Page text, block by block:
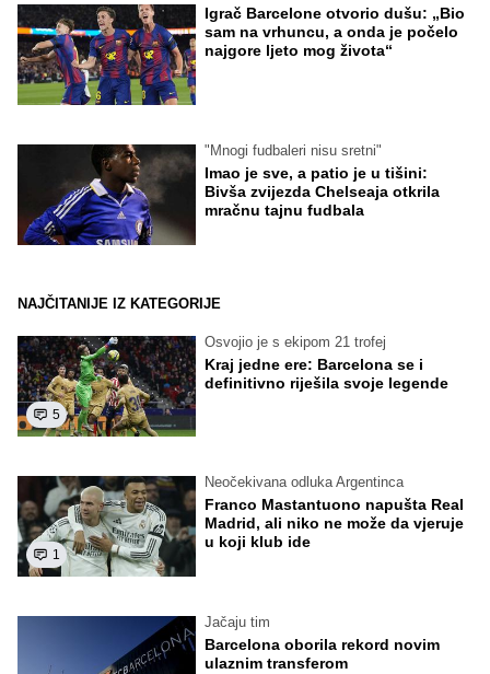
Igrač Barcelone otvorio dušu: „Bio
sam na vrhuncu, a onda je počelo
najgore ljeto mog života“
"Mnogi fudbaleri nisu sretni"
Imao je sve, a patio je u tišini:
Bivša zvijezda Chelseaja otkrila
mračnu tajnu fudbala
NAJČITANIJE IZ KATEGORIJE
5
Osvojio je s ekipom 21 trofej
Kraj jedne ere: Barcelona se i
definitivno riješila svoje legende
1
Neočekivana odluka Argentinca
Franco Mastantuono napušta Real
Madrid, ali niko ne može da vjeruje
u koji klub ide
Jačaju tim
Barcelona oborila rekord novim
ulaznim transferom